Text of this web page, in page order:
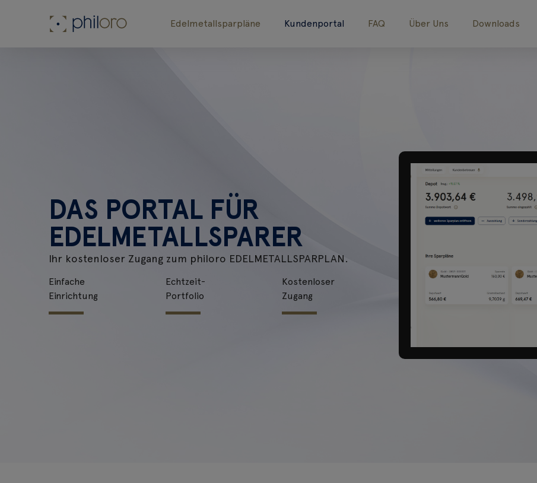
Edelmetallsparpläne Kundenportal FAQ Über Uns Downloads
DAS PORTAL FÜR
EDELMETALLSPARER
Ihr kostenloser Zugang zum philoro EDELMETALLSPARPLAN.
Einfache
Einrichtung
Echtzeit-
Portfolio
Kostenloser
Zugang